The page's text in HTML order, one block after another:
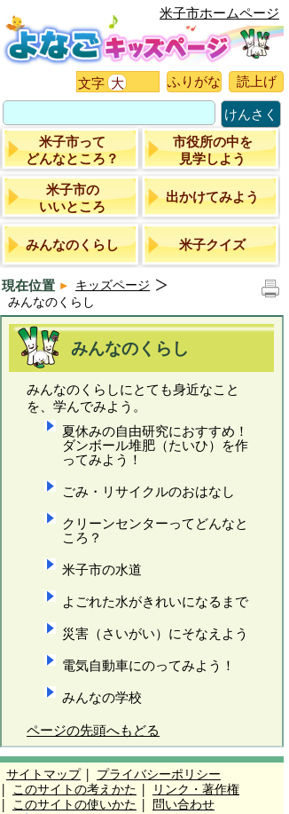
米子市ホームページ
文字 大 ふりがな
読上げ
けんさく
米子市って
どんなところ？
市役所の中を
見学しよう
米子市の
いいところ
出かけてみよう
みんなのくらし 米子クイズ
現在位置
キッズページ
みんなのくらし
みんなのくらし
みんなのくらしにとても身近なこと
を、学んでみよう。
夏休みの自由研究におすすめ！
ダンボール堆肥（たいひ）を作
ってみよう！
ごみ・リサイクルのおはなし
クリーンセンターってどんなと
ころ？
米子市の水道
よごれた水がきれいになるまで
災害（さいがい）にそなえよう
電気自動車にのってみよう！
みんなの学校
ページの先頭へもどる
サイトマップ | プライバシーポリシー
| このサイトの考えかた |
リンク・著作権
| このサイトの使いかた | 問い合わせ